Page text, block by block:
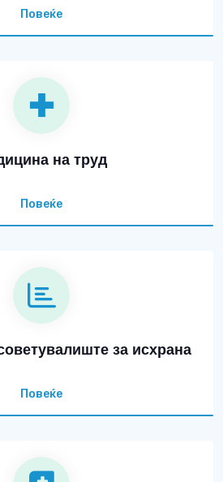
Повеќе
на труд
Повеќе
за исхрана
Повеќе